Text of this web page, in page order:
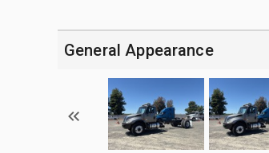
General Appearance